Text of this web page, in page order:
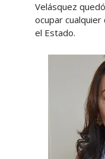
Velásquez
ocupar
el Estado.